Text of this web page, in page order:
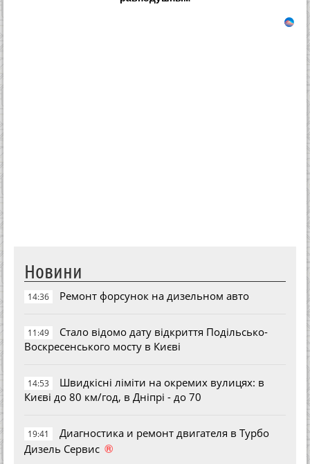
Новини
14:36 Ремонт форсунок на дизельном авто
11:49
Стало відомо дату відкриття Подільсько-
Воскресенського мосту в Києві
14:53
Швидкісні ліміти на окремих вулицях: в
Києві до 80 км/год, в Дніпрі - до 70
19:41
Диагностика и ремонт двигателя в Турбо
Дизель Сервис ®